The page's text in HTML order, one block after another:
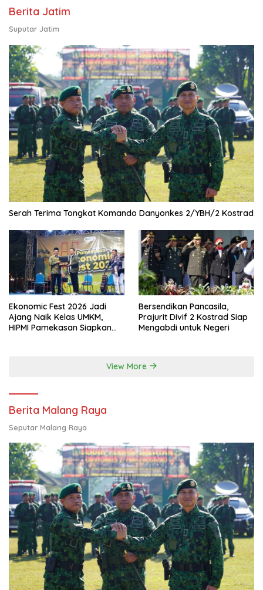
Berita Jatim
Suputar Jatim
Serah Terima Tongkat Komando Danyonkes 2/YBH/2 Kostrad
Ekonomic Fest 2026 Jadi
Ajang Naik Kelas UMKM,
HIPMI Pamekasan Siapkan
Bersendikan Pancasila,
Prajurit Divif 2 Kostrad Siap
Mengabdi untuk Negeri
View More
Berita Malang Raya
Seputar Malang Raya